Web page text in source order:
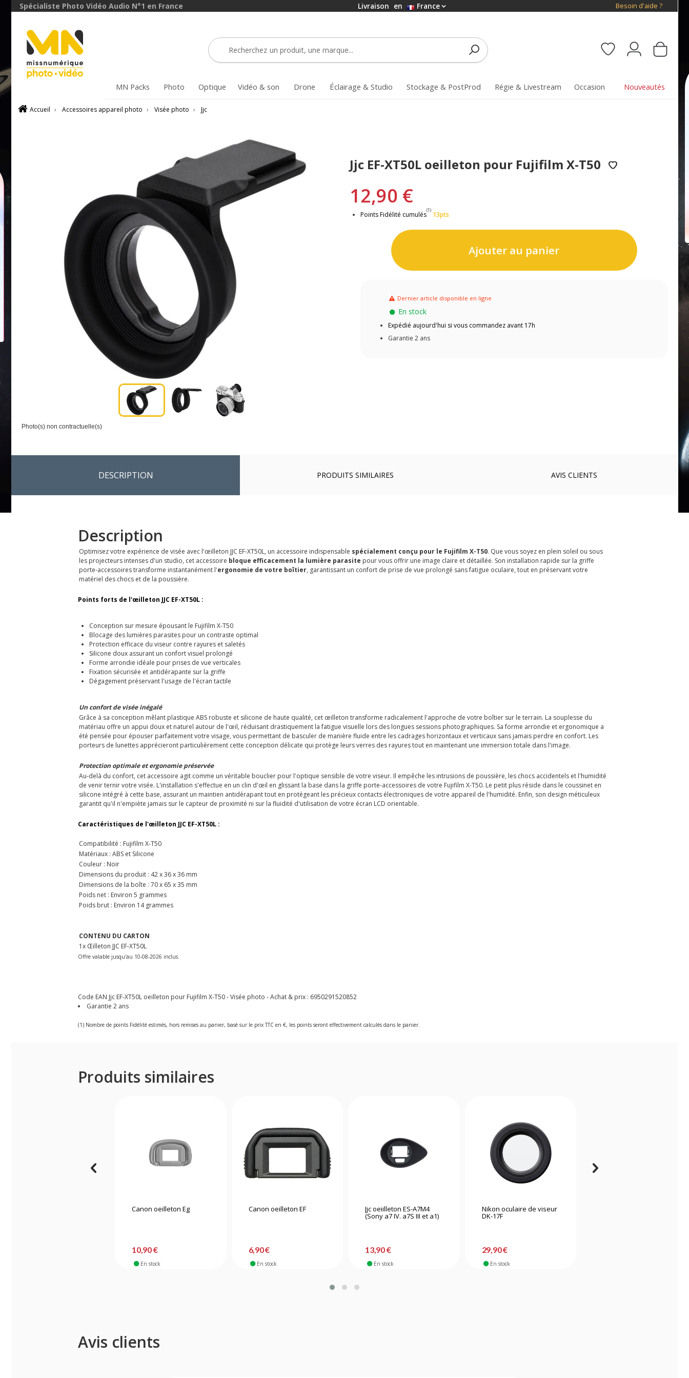
Spécialiste Photo Vidéo Audio N°1 en France Livraison en France Besoin d'aide ?
MN Packs Photo Optique Vidéo & son Drone Éclairage & Studio Stockage & PostProd Régie & Livestream Occasion Nouveautés
Accueil › Accessoires appareil photo › Visée photo › Jjc
Photo(s) non contractuelle(s)
Jjc EF-XT50L oeilleton pour Fujifilm X-T50
12,90 €
Points Fidélité cumulés
(1)
13pts
Ajouter au panier
Dernier article disponible en ligne
En stock
Expédié aujourd'hui si vous commandez avant 17h
Garantie 2 ans
DESCRIPTION PRODUITS SIMILAIRES AVIS CLIENTS
Description
Optimisez votre expérience de visée avec l'œilleton JJC EF-XT50L, un accessoire indispensable spécialement conçu pour le Fujifilm X-T50. Que vous soyez en plein soleil ou sous
les projecteurs intenses d'un studio, cet accessoire bloque efficacement la lumière parasite pour vous offrir une image claire et détaillée. Son installation rapide sur la griffe
porte-accessoires transforme instantanément l'ergonomie de votre boîtier, garantissant un confort de prise de vue prolongé sans fatigue oculaire, tout en préservant votre
matériel des chocs et de la poussière.
Points forts de l'œilleton JJC EF-XT50L :
Conception sur mesure épousant le Fujifilm X-T50
Blocage des lumières parasites pour un contraste optimal
Protection efficace du viseur contre rayures et saletés
Silicone doux assurant un confort visuel prolongé
Forme arrondie idéale pour prises de vue verticales
Fixation sécurisée et antidérapante sur la griffe
Dégagement préservant l'usage de l'écran tactile
Un confort de visée inégalé
Grâce à sa conception mêlant plastique ABS robuste et silicone de haute qualité, cet œilleton transforme radicalement l'approche de votre boîtier sur le terrain. La souplesse du
matériau offre un appui doux et naturel autour de l'œil, réduisant drastiquement la fatigue visuelle lors des longues sessions photographiques. Sa forme arrondie et ergonomique a
été pensée pour épouser parfaitement votre visage, vous permettant de basculer de manière fluide entre les cadrages horizontaux et verticaux sans jamais perdre en confort. Les
porteurs de lunettes apprécieront particulièrement cette conception délicate qui protège leurs verres des rayures tout en maintenant une immersion totale dans l'image.
Protection optimale et ergonomie préservée
Au-delà du confort, cet accessoire agit comme un véritable bouclier pour l'optique sensible de votre viseur. Il empêche les intrusions de poussière, les chocs accidentels et l'humidité
de venir ternir votre visée. L'installation s'effectue en un clin d'œil en glissant la base dans la griffe porte-accessoires de votre Fujifilm X-T50. Le petit plus réside dans le coussinet en
silicone intégré à cette base, assurant un maintien antidérapant tout en protégeant les précieux contacts électroniques de votre appareil de l'humidité. Enfin, son design méticuleux
garantit qu'il n'empiète jamais sur le capteur de proximité ni sur la fluidité d'utilisation de votre écran LCD orientable.
Caractéristiques de l'œilleton JJC EF-XT50L :
Compatibilité : Fujifilm X-T50
Matériaux : ABS et Silicone
Couleur : Noir
Dimensions du produit : 42 x 36 x 36 mm
Dimensions de la boîte : 70 x 65 x 35 mm
Poids net : Environ 5 grammes
Poids brut : Environ 14 grammes
CONTENU DU CARTON
1x Œilleton JJC EF-XT50L
Offre valable jusqu'au 10-08-2026 inclus.
Code EAN Jjc EF-XT50L oeilleton pour Fujifilm X-T50 - Visée photo - Achat & prix : 6950291520852
Garantie 2 ans
(1) Nombre de points Fidélité estimés, hors remises au panier, basé sur le prix TTC en €, les points seront effectivement calculés dans le panier.
Produits similaires
Canon oeilleton Eg
10,90 €
En stock
Canon oeilleton EF
6,90 €
En stock
Jjc oeiilleton ES-A7M4
(Sony a7 IV. a7S III et a1)
13,90 €
En stock
Nikon oculaire de viseur
DK-17F
29,90 €
En stock
Avis clients